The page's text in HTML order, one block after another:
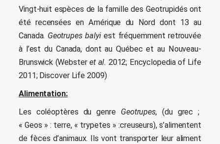
Vingt-huit espèces de la famille des Geotrupidés ont
été recensées en Amérique du Nord dont 13 au
Canada. Geotrupes balyiest fréquemment retrouvée
à l’est du Canada, dont au Québec et au Nouveau-
Brunswick (Websteret al. 2012; Encyclopedia of Life
2011; Discover Life 2009)
Alimentation:
Les coléoptères du genre Geotrupes, (du grec ;
« Geos » : terre, « trypetes » :creuseurs), s’alimentent
de fèces d’animaux. Ils vont transporter leur aliment